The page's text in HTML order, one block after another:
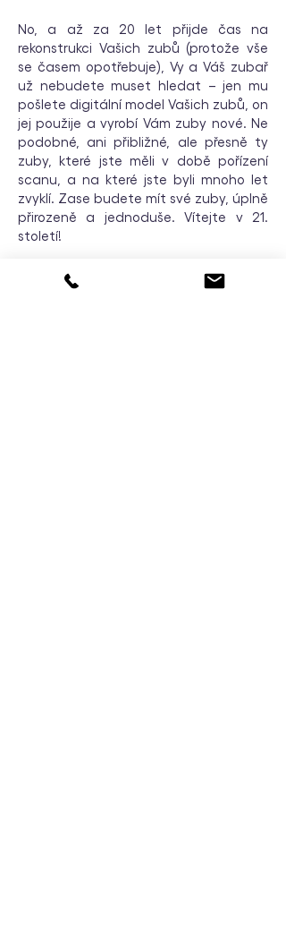
No, a až za 20 let přijde čas na
rekonstrukci Vašich zubů (protože vše
se časem opotřebuje), Vy a Váš zubař
už nebudete muset hledat – jen mu
pošlete digitální model Vašich zubů, on
jej použije a vyrobí Vám zuby nové. Ne
podobné, ani přibližné, ale přesně ty
zuby, které jste měli v době pořízení
scanu, a na které jste byli mnoho let
zvyklí. Zase budete mít své zuby, úplně
přirozeně a jednoduše. Vítejte v 21.
století!